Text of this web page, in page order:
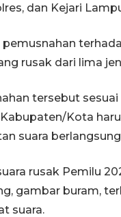
dan Kejari
rusak dari lima
tersebut
Kota
suara
rusak Pemilu
gambar buram,
suara.